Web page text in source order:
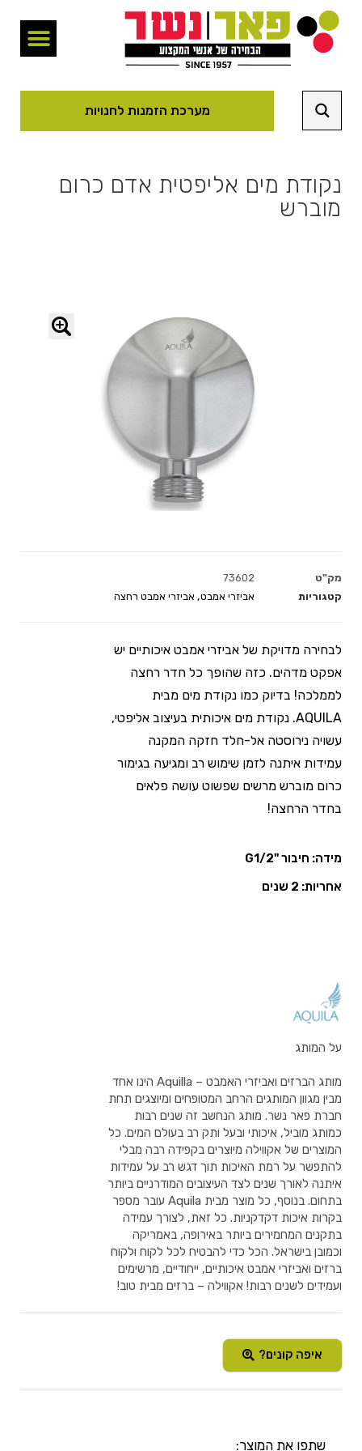
מערכת הזמנות לחנויות
נקודת מים אליפטית אדם כרום
מוברש
מק"ט
73602
קטגוריות
אביזרי אמבט, אביזרי אמבט רחצה
לבחירה מדויקת של אביזרי אמבט איכותיים יש
אפקט מדהים. כזה שהופך כל חדר רחצה
לממלכה! בדיוק כמו נקודת מים מבית
AQUILA. נקודת מים איכותית בעיצוב אליפטי,
עשויה נירוסטה אל-חלד חזקה המקנה
עמידות איתנה לזמן שימוש רב ומגיעה בגימור
כרום מוברש מרשים שפשוט עושה פלאים
בחדר הרחצה!
מידה: חיבור "G1/2
אחריות: 2 שנים
על המותג
מותג הברזים ואביזרי האמבט – Aquilla הינו אחד
מבין מגוון המותגים הרחב המטופחים ומיוצגים תחת
חברת פאר נשר. מותג הנחשב זה שנים רבות
כמותג מוביל, איכותי ובעל ותק רב בעולם המים. כל
המוצרים של אקווילה מיוצרים בקפידה רבה מבלי
להתפשר על רמת האיכות תוך דגש רב על עמידות
איתנה לאורך שנים לצד העיצובים המודרניים ביותר
בתחום. בנוסף, כל מוצר מבית Aquila עובר מספר
בקרות איכות דקדקניות. כל זאת, לצורך עמידה
בתקנים המחמירים ביותר באירופה, באמריקה
וכמובן בישראל. הכל כדי להבטיח לכל לקוח ולקוח
ברזים ואביזרי אמבט איכותיים, ייחודיים, מרשימים
ועמידים לשנים רבות! אקווילה – ברזים מבית טוב!
איפה קונים?
שתפו את המוצר: